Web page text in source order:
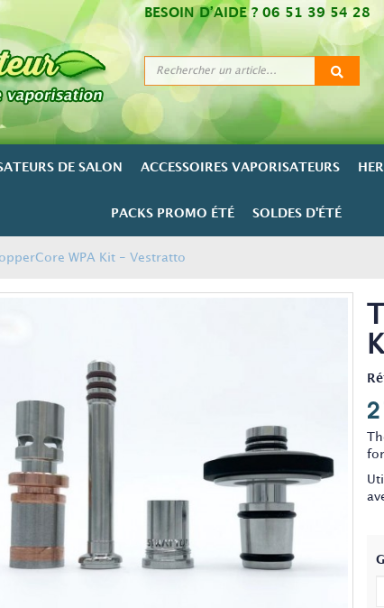
BESOIN D’AIDE ?06 51 39 54 28
DE SALON ACCESSOIRES VAPORISATEURS
PACKS PROMO ÉTÉ SOLDES D'ÉTÉ
WPA Kit - Vestratto